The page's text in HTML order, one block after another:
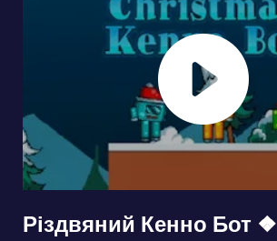
Різдвяний Кенно Бот ❖